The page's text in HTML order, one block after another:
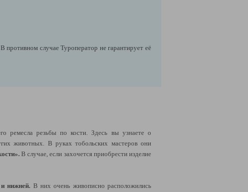
противном случае Туроператор не гарантирует её
ремесла резьбы по кости. Здесь вы узнаете о
животных. В руках тобольских мастеров они
В случае, если захочется приобрести изделие
нижней. В них очень живописно расположились